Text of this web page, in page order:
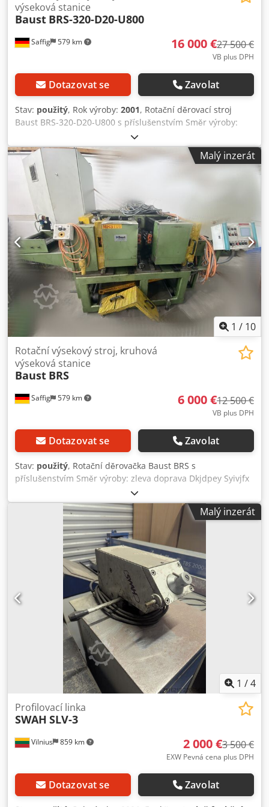
Saffig 579 km
výseková stanice
Baust BRS-320-D20-U800
16 000 €27 500 €
VB plus DPH
Dotazovat se Zavolat
Stav: použitý, Rok výroby: 2001, Rotační děrovací stroj
Baust BRS-320-D20-U800 s příslušenstvím Směr výroby:
zprava doleva Vstupní koš pro pás s vedením pásu
Poháněné podávání, spodní válec poháněný Horní válec
nastavitelný ručně Vnitřní boční vedení pásu 2 rotační
děrovací moduly s výsuvnými vozíky, mnoho možností
nastavení 4 rotační děrovací jednotky na výměnu Výstupní
koš pro pás Dopravník na odpad Kolečka pro posunutí
stroje mimo výrobní linku Ochranné kryty s
bezpečnostními zámky Se děrovacími nástroji S řízením a
ovládacím pultem S elektrickou dokumentací S originální
dokumentací Všechny konektory na Hartingových
zásuvkách Na stroji byly děrovány C-profily a montážní lišty
z plechu o síle 2-3 mm. Až do demontáže ve výrobě u
zákazníka stroj pracoval bezchybně. Při integraci do
stávající profilovací linky či jiné technologie Vám rádi
pomůžeme. Djdpfxoy Szlxj Aczskr
Malý inzerát
1 / 10
Saffig 579 km
Rotační výsekový stroj, kruhová
výseková stanice
Baust BRS
6 000 €12 500 €
VB plus DPH
Dotazovat se Zavolat
Stav: použitý, Rotační děrovačka Baust BRS s
příslušenstvím Směr výroby: zleva doprava Dkjdpey Syivjfx
Aczsr Koš pro vstup pásu s vedením pásu Poháněný
podavač, spodní válec poháněný Horní válec ručně
nastavovatelný Vnitřní boční vedení pásu 2 rotační
děrovačky, mnoho možností nastavení Koš pro výstup pásu
Dopravník na odpad Pojízdné kolo pro odsunutí stroje z
linky Ochranné kryty s bezpečnostními zámky Se střižnými
nástroji S řízením a ovládacím panelem S elektrickou
dokumentací Na stroji byly děrovány C-profily a DIN lišty z
2mm plechu. Až do demontáže u zákazníka byl stroj v
bezvadném provozu. Rádi Vám pomůžeme s integrací
stroje do stávající profilovací linky nebo jiného zařízení.
Malý inzerát
1 /4
Vilnius 859 km
Profilovací linka
SWAH SLV-3
2 000 €3 500 €
EXW Pevná cena plus DPH
Dotazovat se Zavolat